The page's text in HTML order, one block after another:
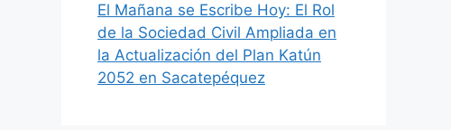
El Mañana se Escribe Hoy: El Rol
de la Sociedad Civil Ampliada en
la Actualización del Plan Katún
2052 en Sacatepéquez